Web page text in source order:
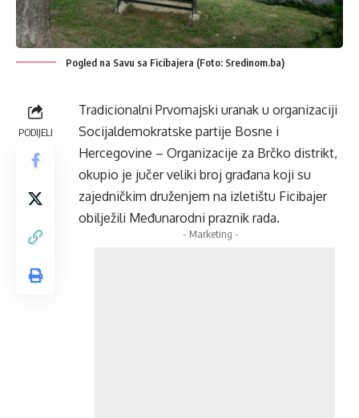
Pogled na Savu sa Ficibajera (Foto: Sredinom.ba)
PODIJELI
Tradicionalni Prvomajski uranak u organizaciji
Socijaldemokratske partije Bosne i
Hercegovine – Organizacije za Brčko distrikt,
okupio je jučer veliki broj građana koji su
zajedničkim druženjem na izletištu Ficibajer
obilježili Međunarodni praznik rada.
- Marketing -